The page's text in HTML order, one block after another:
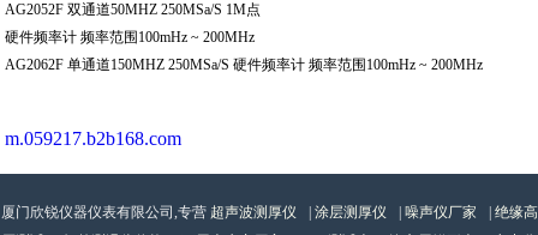
AG2052F 双通道50MHZ 250MSa/S 1M点
硬件频率计 频率范围100mHz ~ 200MHz
AG2062F 单通道150MHZ 250MSa/S 硬件频率计 频率范围100mHz ~ 200MHz
m.059217.b2b168.com
厦门欣锐仪器仪表有限公司,专营 超声波测厚仪 涂层测厚仪 噪声仪厂家
绝缘高